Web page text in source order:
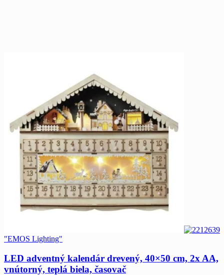
"EMOS Lighting"
LED adventný kalendár drevený, 40×50 cm, 2x AA,
vnútorný, teplá biela, časovač